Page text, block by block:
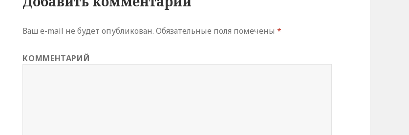
Ваш e-mail не будет опубликован. Обязательные поля помечены*
КОММЕНТАРИЙ